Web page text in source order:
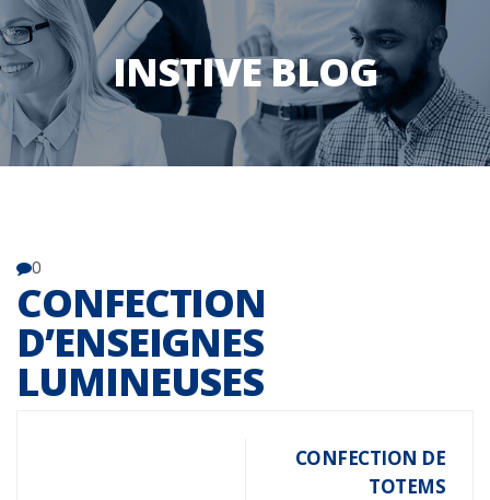
INSTIVE BLOG
0
CONFECTION
D’ENSEIGNES
LUMINEUSES
CONFECTION DE
TOTEMS